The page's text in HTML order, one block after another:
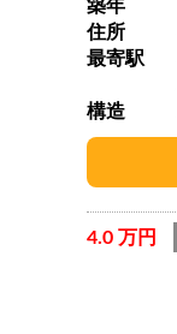
築年
住所
最寄駅
構造
4.0 万円